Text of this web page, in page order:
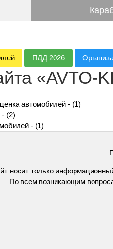
ПДД 2026
«AVTO-
автомобилей - (1)
- (2)
- (1)
носит только
По всем возникающим